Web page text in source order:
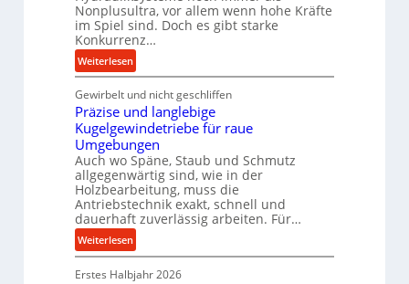
r
m
a
n
c
e
b
e
i
m
D
r
ü
c
k
Nonplusultra, vor allem wenn hohe Kräfte
im Spiel sind. Doch es gibt starke
Konkurrenz…
Weiterlesen:
K
u
g
e
l
g
e
w
i
n
d
e
Gewirbelt und nicht geschliffen
Präzise und langlebige
Kugelgewindetriebe für raue
Umgebungen
Auch wo Späne, Staub und Schmutz
allgegenwärtig sind, wie in der
Holzbearbeitung, muss die
Antriebstechnik exakt, schnell und
dauerhaft zuverlässig arbeiten. Für…
Weiterlesen:
P
r
Erstes Halbjahr 2026